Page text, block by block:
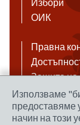
ОИК
Правна
Защита на
Връзки
Използваме
предоставяме
начин на този